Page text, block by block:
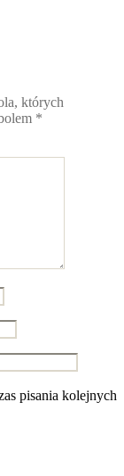
których
*
pisania kolejnych